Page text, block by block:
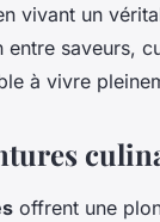
vivant un
entre saveurs,
à vivre
offrent une